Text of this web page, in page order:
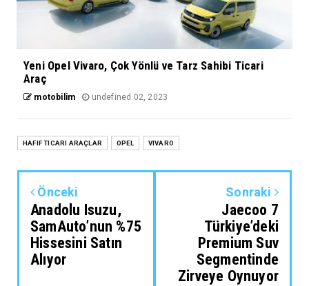
Yeni Opel Vivaro, Çok Yönlü ve Tarz Sahibi Ticari
Araç
motobilim undefined 02, 2023
HAFIF TICARI ARAÇLAR OPEL VIVARO
Önceki
Anadolu Isuzu,
SamAuto’nun %75
Hissesini Satın
Alıyor
Sonraki
Jaecoo 7
Türkiye’deki
Premium Suv
Segmentinde
Zirveye Oynuyor